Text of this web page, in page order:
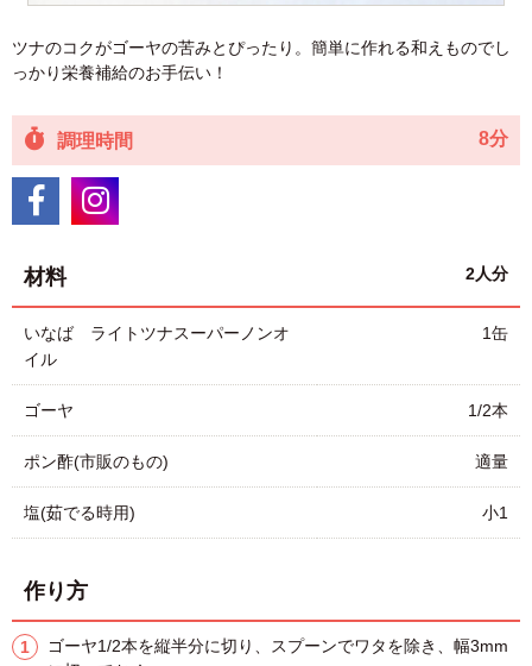
ツナのコクがゴーヤの苦みとぴったり。簡単に作れる和えものでし
っかり栄養補給のお手伝い！
調理時間 8分
材料 2人分
いなば ライトツナスーパーノンオ
イル
1缶
ゴーヤ 1/2本
ポン酢(市販のもの) 適量
塩(茹でる時用) 小1
作り方
ゴーヤ1/2本を縦半分に切り、スプーンでワタを除き、幅3mm